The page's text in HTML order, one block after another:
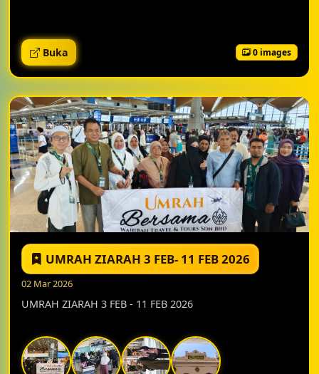
Buka 0 images
UMRAH ZIARAH 3 FEB- 11 FEB 2026
02 Mar 2026
UMRAH ZIARAH 3 FEB - 11 FEB 2026